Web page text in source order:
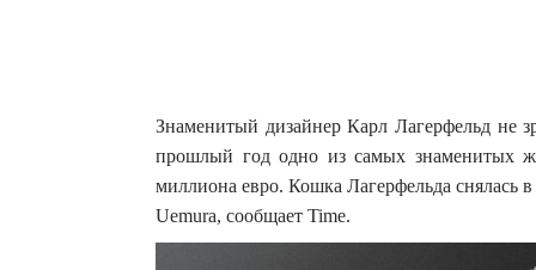
Знаменитый дизайнер Карл Лагерфельд не
прошлый год одно из самых знаменитых
миллиона евро. Кошка Лагерфельда снялась
Uemura, сообщает Time.